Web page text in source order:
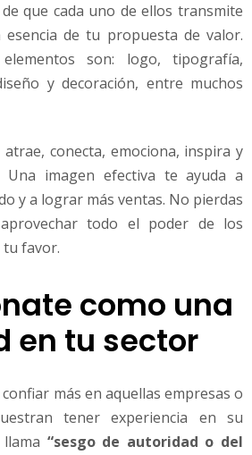
que cada uno de ellos transmite
de tu propuesta de valor.
son: logo, tipografía,
y decoración, entre muchos
conecta, emociona, inspira y
Una imagen efectiva te ayuda a
y a lograr más ventas. No pierdas
todo el poder de los
tu favor.
como una
en tu sector
más en aquellas empresas o
tener experiencia en su
“sesgo de autoridad o del